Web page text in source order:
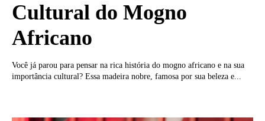
Cultural do Mogno
Africano
Você já parou para pensar na rica história do mogno africano e na sua
importância cultural? Essa madeira nobre, famosa por sua beleza e...